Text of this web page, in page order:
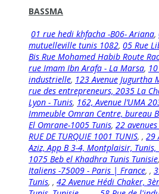
BASSMA
01 rue hedi khfacha -B06- Ariana,
mutuelleville tunis 1082, 05 Rue
Bis Rue Mohamed Habib Route
rue Imam Ibn Arafa - La Marsa,
industrielle, 123 Avenue Jugurtha
rue des entrepreneurs, 2035 La
Lyon - Tunis, 162, Avenue l’UMA
Immeuble Omran Centre, bureau
El Omrane-1005 Tunis, 22
RUE DE TURQUIE 1001 TUNIS, , 29
Aziz, App B 3-4, Montplaisir, Tunis,
1075 Beb el Khadhra Tunis Tunisie,
Italiens -75009 - Paris | France, ,
Tunis, , 42 Avenue Hédi Chaker,